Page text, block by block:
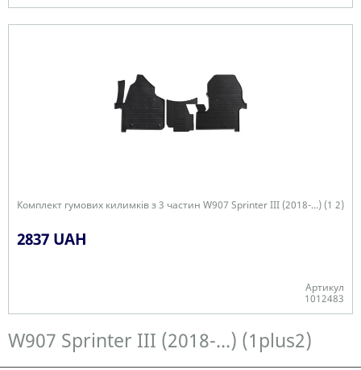
Комплект гумових килимків з 3 частин W907 Sprinter III (2018-...) (1 2)
2837 UAH
Артикул
1012483
W907 Sprinter III (2018-...) (1plus2)